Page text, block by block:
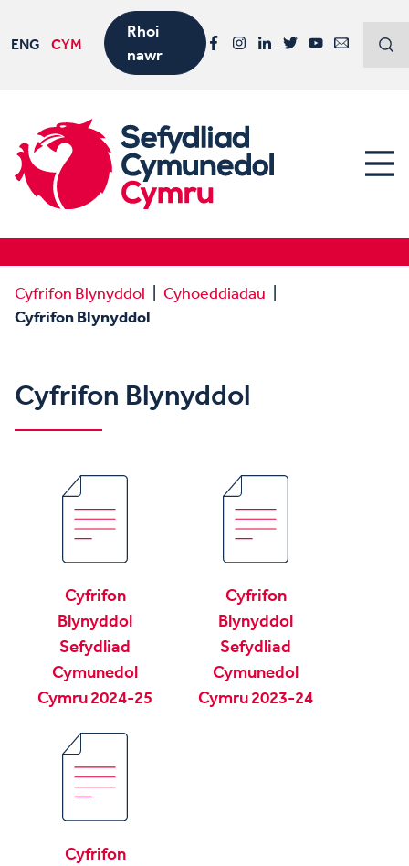
ENG CYM
Rhoi
nawr
Cyfrifon Blynyddol Cyhoeddiadau
Cyfrifon Blynyddol
Cyfrifon Blynyddol
Cyfrifon
Blynyddol
Sefydliad
Cymunedol
Cymru 2024-25
Cyfrifon
Blynyddol
Sefydliad
Cymunedol
Cymru 2023-24
Cyfrifon